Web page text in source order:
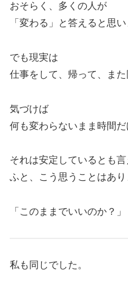
おそらく、多くの人が
「変わる」と答えると思い
でも現実は
仕事をして、帰って、また
気づけば
何も変わらないまま時間だ
それは安定しているとも
ふと、こう思うことはあり
「このままでいいのか？」
私も同じでした。